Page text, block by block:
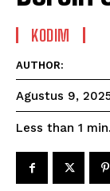
KODIM
AUTHOR:
Agustus 9,
Less than 1 min.